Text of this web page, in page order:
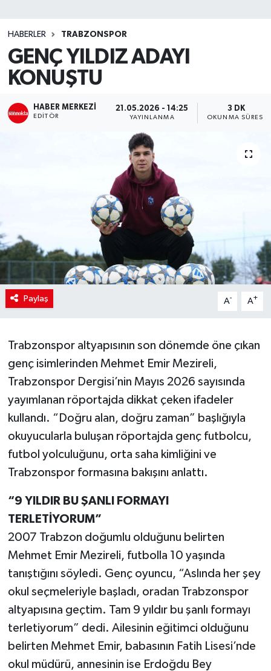
HABERLER TRABZONSPOR
GENÇ YILDIZ ADAYI
KONUŞTU
HABER MERKEZI
EDITÖR
21.05.2026 - 14:25
YAYINLANMA
3 DK
OKUNMA SÜRESI
Paylaş A- A+
Trabzonspor altyapısının son dönemde öne çıkan
genç isimlerinden Mehmet Emir Mezireli,
Trabzonspor Dergisi’nin Mayıs 2026 sayısında
yayımlanan röportajda dikkat çeken ifadeler
kullandı. “Doğru alan, doğru zaman” başlığıyla
okuyucularla buluşan röportajda genç futbolcu,
futbol yolculuğunu, orta saha kimliğini ve
Trabzonspor formasına bakışını anlattı.
“9 YILDIR BU ŞANLI FORMAYI
TERLETİYORUM”
2007 Trabzon doğumlu olduğunu belirten
Mehmet Emir Mezireli, futbolla 10 yaşında
tanıştığını söyledi. Genç oyuncu, “Aslında her şey
okul seçmeleriyle başladı, oradan Trabzonspor
altyapısına geçtim. Tam 9 yıldır bu şanlı formayı
terletiyorum” dedi. Ailesinin eğitimci olduğunu
belirten Mehmet Emir, babasının Fatih Lisesi’nde
okul müdürü, annesinin ise Erdoğdu Bey
Teknoloji
TRABZON
TRABZONSPOR